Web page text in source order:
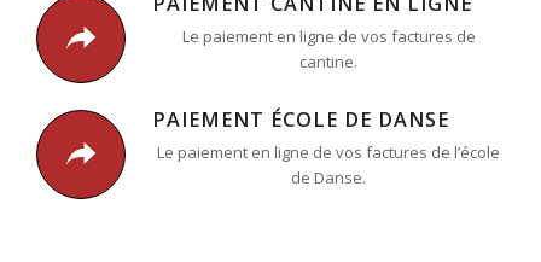
Le paiement en ligne de vos factures de
cantine.
PAIEMENT ÉCOLE DE DANSE
Le paiement en ligne de vos factures de l’école
de Danse.